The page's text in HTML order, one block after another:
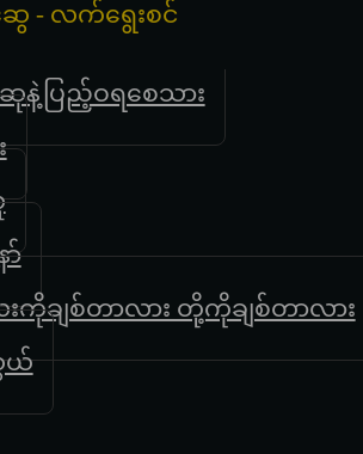
- လက်ရွေးစင်
နဲ့ပြည့်ဝရစေသား
းကိုချစ်တာလား တို့ကိုချစ်တာလား
ယ်